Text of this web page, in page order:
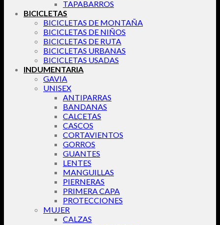
TAPABARROS
BICICLETAS
BICICLETAS DE MONTAÑA
BICICLETAS DE NIÑOS
BICICLETAS DE RUTA
BICICLETAS URBANAS
BICICLETAS USADAS
INDUMENTARIA
GAVIA
UNISEX
ANTIPARRAS
BANDANAS
CALCETAS
CASCOS
CORTAVIENTOS
GORROS
GUANTES
LENTES
MANGUILLAS
PIERNERAS
PRIMERA CAPA
PROTECCIONES
MUJER
CALZAS